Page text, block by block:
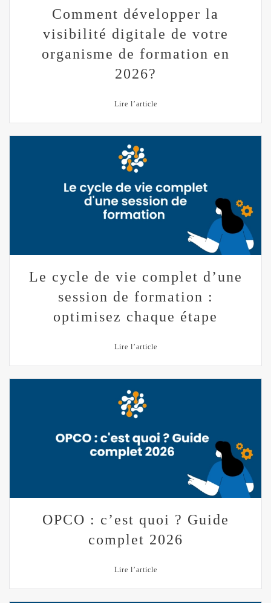
Comment développer la
visibilité digitale de votre
organisme de formation en
2026?
Lire l’article
Le cycle de vie complet d’une
session de formation :
optimisez chaque étape
Lire l’article
OPCO : c’est quoi ? Guide
complet 2026
Lire l’article